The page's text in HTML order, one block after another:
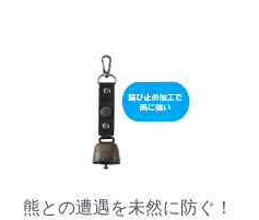
熊との遭遇を未然に防ぐ！